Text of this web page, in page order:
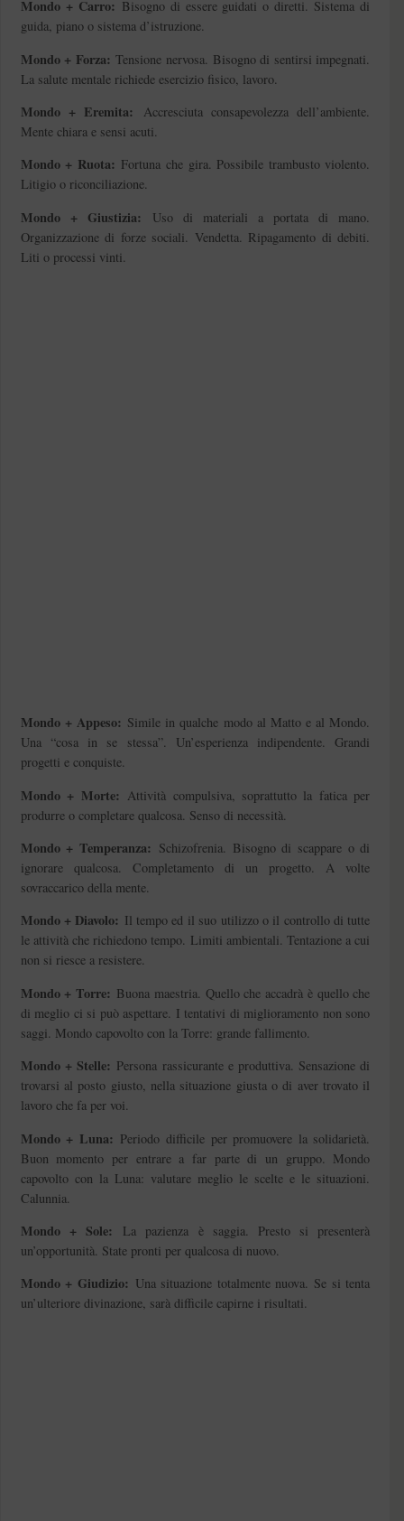
Mondo + Carro: Bisogno di essere guidati o diretti. Sistema di
guida, piano o sistema d’istruzione.
Mondo + Forza:Tensione nervosa. Bisogno di sentirsi impegnati.
La salute mentale richiede esercizio fisico, lavoro.
Mondo + Eremita:
Accresciuta consapevolezza dell’ambiente.
Mente chiara e sensi acuti.
Mondo + Ruota: Fortuna che gira. Possibile trambusto violento.
Litigio o riconciliazione.
Mondo + Giustizia:
Uso di materiali a portata di mano.
Organizzazione di forze sociali. Vendetta. Ripagamento di debiti.
Liti o processi vinti.
Mondo + Appeso: Simile in qualche modo al Matto e al Mondo.
Una “cosa in se stessa”. Un’esperienza indipendente. Grandi
progetti e conquiste.
Mondo + Morte: Attività compulsiva, soprattutto la fatica per
produrre o completare qualcosa. Senso di necessità.
Mondo + Temperanza: Schizofrenia. Bisogno di scappare o di
ignorare qualcosa. Completamento di un progetto. A volte
sovraccarico della mente.
Mondo + Diavolo: Il tempo ed il suo utilizzo o il controllo di tutte
le attività che richiedono tempo. Limiti ambientali. Tentazione a cui
non si riesce a resistere.
Mondo + Torre: Buona maestria. Quello che accadrà è quello che
di meglio ci si può aspettare. I tentativi di miglioramento non sono
saggi. Mondo capovolto con la Torre: grande fallimento.
Mondo + Stelle: Persona rassicurante e produttiva. Sensazione di
trovarsi al posto giusto, nella situazione giusta o di aver trovato il
lavoro che fa per voi.
Mondo + Luna: Periodo difficile per promuovere la solidarietà.
Buon momento per entrare a far parte di un gruppo. Mondo
capovolto con la Luna: valutare meglio le scelte e le situazioni.
Calunnia.
Mondo + Sole: La pazienza è saggia. Presto si presenterà
un’opportunità. State pronti per qualcosa di nuovo.
Mondo + Giudizio: Una situazione totalmente nuova. Se si tenta
un’ulteriore divinazione, sarà difficile capirne i risultati.